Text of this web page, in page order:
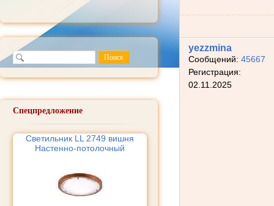
Спецпредложение
Светильник LL 2749 вишня
Настенно-потолочный
yezzmina
Сообщений:45667
Регистрация:
02.11.2025